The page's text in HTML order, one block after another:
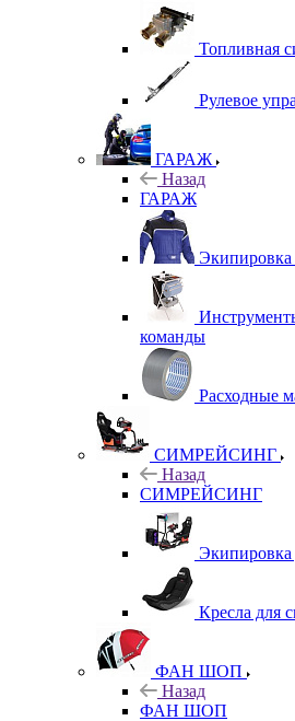
Топливная
Рулевое
ГАРАЖ
Назад
ГАРАЖ
Экипировка
команды
Расходные
СИМРЕЙСИНГ
Назад
СИМРЕЙСИНГ
Экипировка
Кресла для
ФАН ШОП
Назад
ФАН ШОП